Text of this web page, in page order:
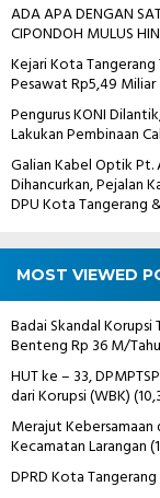
ADA APA DENGAN
CIPONDOH MULUS
Kejari Kota
Pesawat Rp5,49 Miliar
Pengurus KONI
Lakukan Pembinaan
Galian Kabel Optik
Dihancurkan, Pejalan
DPU Kota Tangerang
MOST VIEWED
Badai Skandal Korupsi
Benteng Rp 36 M/
HUT ke – 33,
dari Korupsi (WBK)
Merajut Kebersamaan
Kecamatan Larangan
DPRD Kota